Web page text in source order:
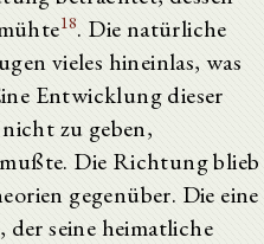
18. Die natürliche
vieles hineinlas, was
Entwicklung dieser
zu geben,
Die Richtung blieb
gegenüber. Die eine
seine heimatliche